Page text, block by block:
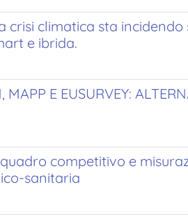
crisi climatica sta
e ibrida.
E EUSURVEY:
competitivo e
sanitaria